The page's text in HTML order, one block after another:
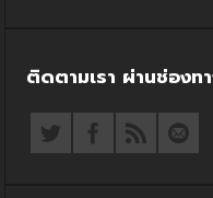
ติดตามเรา ผ่านช่องท